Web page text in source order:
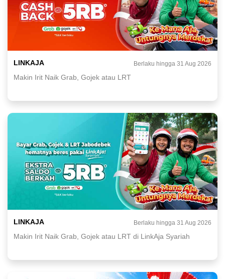
LINKAJA Berlaku hingga 31 Aug 2026
Makin Irit Naik Grab, Gojek atau LRT
LINKAJA Berlaku hingga 31 Aug 2026
Makin Irit Naik Grab, Gojek atau LRT di LinkAja Syariah